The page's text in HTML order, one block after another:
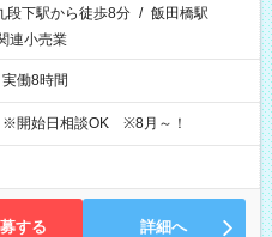
段下駅から徒歩8分 / 飯田橋駅
連小売業
働8時間
開始日相談OK ※8月～！
する 詳細へ